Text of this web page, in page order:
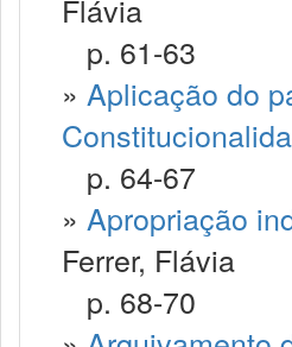
Flávia
p. 61-63
» Aplicação do
p. 64-67
» Apropriação
Ferrer, Flávia
p. 68-70